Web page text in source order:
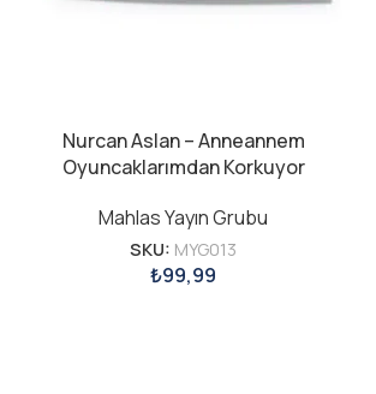
Nurcan Aslan – Anneannem
Oyuncaklarımdan Korkuyor
Mahlas Yayın Grubu
SKU: MYG013
₺99,99